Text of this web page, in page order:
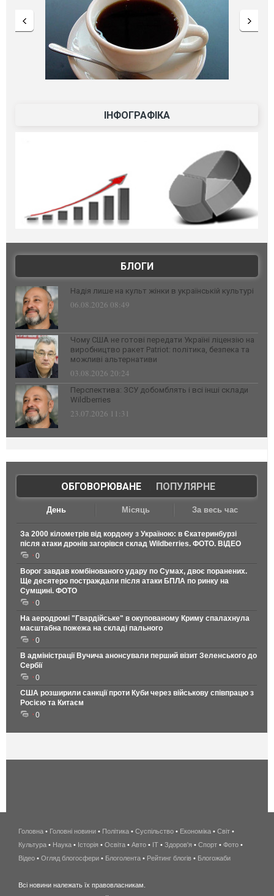
ІНФОГРАФІКА
БЛОГИ
Надія лише на культ жінки в українській культурі
06.08.2026 08:49
Чому США не готові передати Україні ліцензію на
виробництво ракет Patriot: політика, безпека та
можливі альтернативи
03.08.2026 20:24
Перспектива: ЗСУ добомблять і всі інші склади
Wildberries
23.07.2026 11:31
ОБГОВОРЮВАНЕ| ПОПУЛЯРНЕ
День Місяць За весь час
За 2000 кілометрів від кордону з Україною: в Єкатеринбурзі
після атаки дронів загорівся склад Wildberries. ФОТО. ВІДЕО
0
Ворог завдав комбінованого удару по Сумах, двоє поранених.
Ще десятеро постраждали після атаки БПЛА по ринку на
Сумщині. ФОТО
0
На аеродромі "Гвардійське" в окупованому Криму спалахнула
масштабна пожежа на складі пального
0
В адміністрації Вучича анонсували перший візит Зеленського до
Сербії
0
США розширили санкції проти Куби через військову співпрацю з
Росією та Китаєм
0
беспроводной
интернет
киев
Головна • Головні новини • Політика • Суспільство • Економіка • Світ •
Культура • Наука • Історія • Освіта • Авто • IT • Здоров'я • Спорт • Фото •
Відео • Огляд блогосфери • Блоголента • Рейтинг блогів • Блогожаби
Всі новини належать їх правовласникам.